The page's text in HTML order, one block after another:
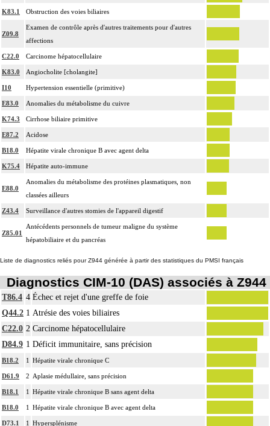
K83.1 Obstruction des voies biliaires
Z09.8
Examen de contrôle après d'autres traitements pour d'autres
affections
C22.0 Carcinome hépatocellulaire
K83.0 Angiocholite [cholangite]
I10 Hypertension essentielle (primitive)
E83.0 Anomalies du métabolisme du cuivre
K74.3 Cirrhose biliaire primitive
E87.2 Acidose
B18.0 Hépatite virale chronique B avec agent delta
K75.4 Hépatite auto-immune
E88.0
Anomalies du métabolisme des protéines plasmatiques, non
classées ailleurs
Z43.4 Surveillance d'autres stomies de l'appareil digestif
Z85.01
Antécédents personnels de tumeur maligne du système
hépatobiliaire et du pancréas
Liste de diagnostics reliés pour Z944 générée à partir des statistiques du PMSI français
Diagnostics CIM-10 (DAS) associés à Z944
T86.4 4 Échec et rejet d'une greffe de foie
Q44.2 1 Atrésie des voies biliaires
C22.0 2 Carcinome hépatocellulaire
D84.9 1 Déficit immunitaire, sans précision
B18.2 1 Hépatite virale chronique C
D61.9 2 Aplasie médullaire, sans précision
B18.1 1 Hépatite virale chronique B sans agent delta
B18.0 1 Hépatite virale chronique B avec agent delta
D73.1 1 Hypersplénisme